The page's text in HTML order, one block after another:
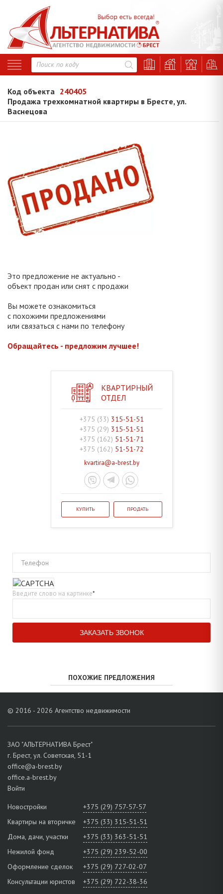
Код объекта 240405
Продажа трехкомнатной квартиры в Бресте, ул.
Васнецова
Это предложение не актуально -
объект продан или снят с продажи
Вы можете ознакомиться
с похожими предложениями
или связаться с нами по телефону
Обращайтесь - предложим лучшее!
КВАРТИРНЫЙ
ОТДЕЛ
+375 (33) 315-51-51
+375 (29) 315-51-51
+375 (162) 51-51-71
+375 (162) 51-51-72
kvartira@a-brest.by
КУПИТЬ ПРОДАТЬ
Телефон
Введите слово на картинке*
ПОХОЖИЕ ПРЕДЛОЖЕНИЯ
© 2016 - 2026 Агентство недвижимости
ЗАО "АЛЬТЕРНАТИВА Брест"
г. Брест, ул. Советская, 51-1
office@a-brest.by
office.a-brest.by
Войти
Новостройки
+375 (29) 757-57-57
Квартиры на вторичке
+375 (33) 315-51-51
Дома, дачи, участки
+375 (33) 363-51-51
Нежилой фонд
+375 (29) 239-52-00
Оформление сделок
+375 (29) 727-02-07
Консультации юристов
+375 (29) 722-38-36